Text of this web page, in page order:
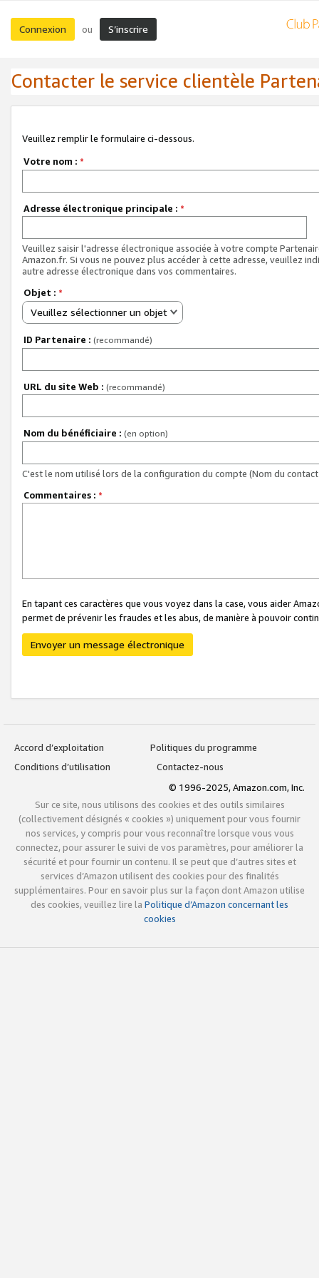
Connexion ou S’inscrire
Contacter le service clientèle
Veuillez remplir le formulaire ci-dessous.
Votre nom : *
Adresse électronique principale : *
Veuillez saisir l'adresse électronique associée à votre compte
Amazon.fr. Si vous ne pouvez plus accéder à cette adresse, veuillez
autre adresse électronique dans vos commentaires.
Objet : *
Veuillez sélectionner un objet
ID Partenaire : (recommandé)
URL du site Web : (recommandé)
Nom du bénéficiaire : (en option)
C'est le nom utilisé lors de la configuration du compte (Nom du
Commentaires : *
En tapant ces caractères que vous voyez dans la case, vous aider
permet de prévenir les fraudes et les abus, de manière à pouvoir
Envoyer un message électronique
Accord d’exploitation
Politiques du programme
Conditions d’utilisation
Contactez-nous
© 1996-2025, Amazon.com, Inc.
Sur ce site, nous utilisons des cookies et des outils similaires
(collectivement désignés « cookies ») uniquement pour vous fournir
nos services, y compris pour vous reconnaître lorsque vous vous
connectez, pour assurer le suivi de vos paramètres, pour améliorer la
sécurité et pour fournir un contenu. Il se peut que d’autres sites et
services d’Amazon utilisent des cookies pour des finalités
supplémentaires. Pour en savoir plus sur la façon dont Amazon utilise
des cookies, veuillez lire la Politique d’Amazon concernant les
cookies